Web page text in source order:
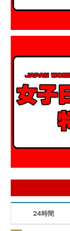
24時間